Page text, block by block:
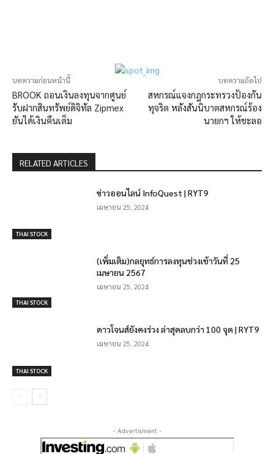
บทความก่อนหน้านี้
BROOK ถอนเงินลงทุนจากศูนย์
รับฝากสินทรัพย์ดิจิทัล Zipmex
ยันได้เงินคืนเต็ม
บทความถัดไป
สหกรณ์แจงกฎกระทรวงป้องกัน
ทุจริต หลังสันนิบาตสหกรณ์ร้อง
นายกฯ ให้ชะลอ
RELATED ARTICLES
THAI STOCK
ข่าวออนไลน์ InfoQuest | RYT9
เมษายน 25, 2024
THAI STOCK
(เพิ่มเติม)กลยุทธ์การลงทุนช่วงเช้าวันที่ 25
เมษายน 2567
เมษายน 25, 2024
THAI STOCK
ดาวโจนส์ยังคงร่วง ล่าสุดลบกว่า 100 จุด | RYT9
เมษายน 25, 2024
- Advertisment -